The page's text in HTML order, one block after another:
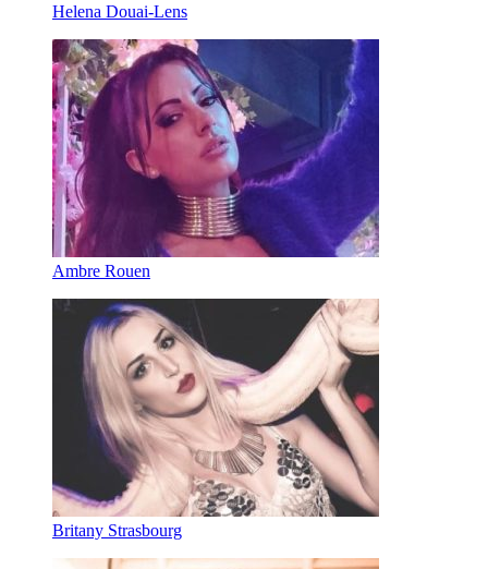
Helena Douai-Lens
Ambre Rouen
Britany Strasbourg